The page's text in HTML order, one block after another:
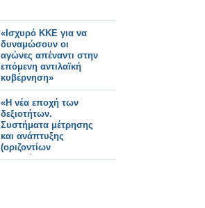
«Ισχυρό ΚΚΕ για να
δυναμώσουν οι
αγώνες απέναντι στην
επόμενη αντιλαϊκή
κυβέρνηση»
«Η νέα εποχή των
δεξιοτήτων.
Συστήματα μέτρησης
και ανάπτυξης
(οριζοντίων
δεξιοτήτων) στην